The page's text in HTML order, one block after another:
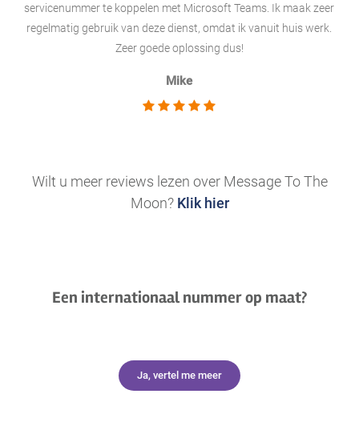
servicenummer te koppelen met Microsoft Teams. Ik maak zeer
regelmatig gebruik van deze dienst, omdat ik vanuit huis werk.
Zeer goede oplossing dus!
Mike
Wilt u meer reviews lezen over Message To The
Moon? Klik hier
Een internationaal nummer op maat?
Ja, vertel me meer